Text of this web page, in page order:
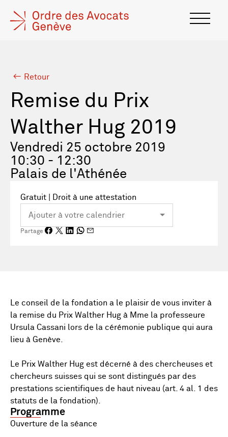
Retour
Remise du Prix
Walther Hug 2019
Vendredi 25 octobre 2019
10:30 - 12:30
Palais de l'Athénée
Gratuit | Droit à une attestation
Partage
Le conseil de la fondation a le plaisir de vous inviter à
la remise du Prix Walther Hug à Mme la professeure
Ursula Cassani lors de la cérémonie publique qui aura
lieu à Genève.
Le Prix Walther Hug est décerné à des chercheuses et
chercheurs suisses qui se sont distingués par des
prestations scientifiques de haut niveau (art. 4 al. 1 des
statuts de la fondation).
Programme
Ouverture de la séance